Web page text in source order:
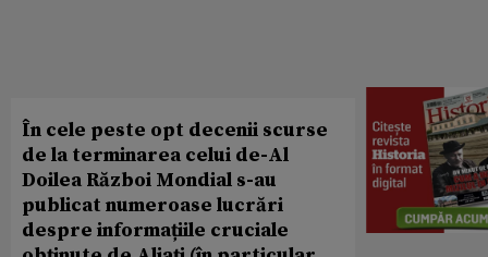
În cele peste opt decenii scurse
de la terminarea celui de-Al
Doilea Război Mondial s-au
publicat numeroase lucrări
despre informațiile cruciale